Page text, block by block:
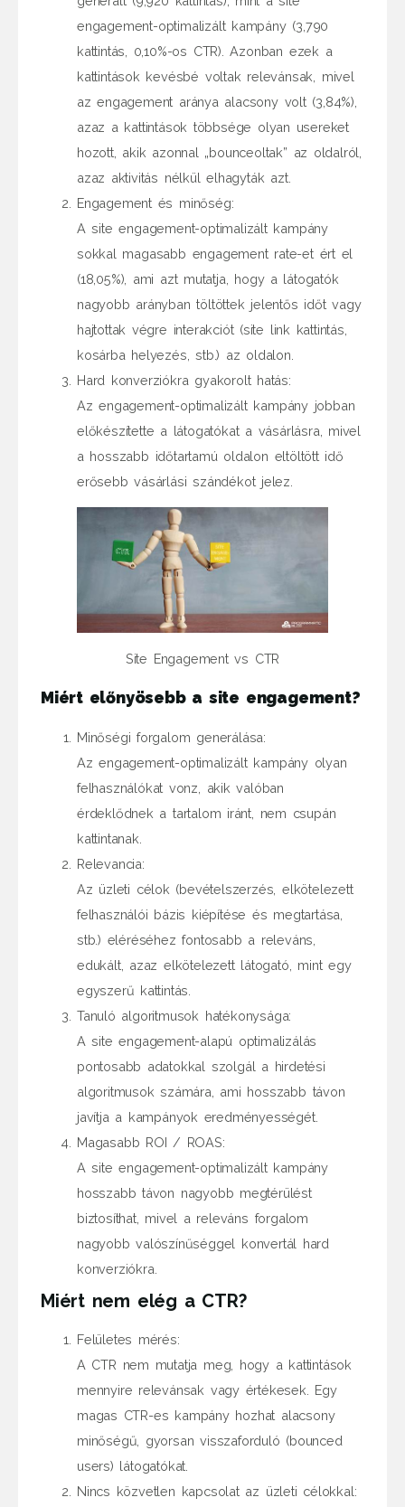
engagement-optimalizált kampány (3,790
kattintás, 0,10%-os CTR). Azonban ezek a
kattintások kevésbé voltak relevánsak, mivel
az engagement aránya alacsony volt (3,84%),
azaz a kattintások többsége olyan usereket
hozott, akik azonnal „bounceoltak” az oldalról,
azaz aktivitás nélkül elhagyták azt.
Engagement és minőség:
A site engagement-optimalizált kampány
sokkal magasabb engagement rate-et ért el
(18,05%), ami azt mutatja, hogy a látogatók
nagyobb arányban töltöttek jelentős időt vagy
hajtottak végre interakciót (site link kattintás,
kosárba helyezés, stb.) az oldalon.
Hard konverziókra gyakorolt hatás:
Az engagement-optimalizált kampány jobban
előkészítette a látogatókat a vásárlásra, mivel
a hosszabb időtartamú oldalon eltöltött idő
erősebb vásárlási szándékot jelez.
Site Engagement vs CTR
Miért előnyösebb a site engagement?
Minőségi forgalom generálása:
Az engagement-optimalizált kampány olyan
felhasználókat vonz, akik valóban
érdeklődnek a tartalom iránt, nem csupán
kattintanak.
Relevancia:
Az üzleti célok (bevételszerzés, elkötelezett
felhasználói bázis kiépítése és megtartása,
stb.) eléréséhez fontosabb a releváns,
edukált, azaz elkötelezett látogató, mint egy
egyszerű kattintás.
Tanuló algoritmusok hatékonysága:
A site engagement-alapú optimalizálás
pontosabb adatokkal szolgál a hirdetési
algoritmusok számára, ami hosszabb távon
javítja a kampányok eredményességét.
Magasabb ROI / ROAS:
A site engagement-optimalizált kampány
hosszabb távon nagyobb megtérülést
biztosíthat, mivel a releváns forgalom
nagyobb valószínűséggel konvertál hard
konverziókra.
Miért nem elég a CTR?
Felületes mérés:
A CTR nem mutatja meg, hogy a kattintások
mennyire relevánsak vagy értékesek. Egy
magas CTR-es kampány hozhat alacsony
minőségű, gyorsan visszaforduló (bounced
users) látogatókat.
Nincs közvetlen kapcsolat az üzleti célokkal: